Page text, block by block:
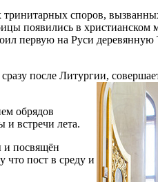
тринитарных споров,
появились в христианском
первую на Руси
после Литургии,
обрядов
и встречи лета.
и посвящён
что пост в среду и